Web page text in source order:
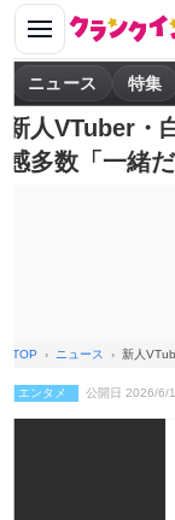
ニュース 特集
新人VTuber・
感多数「一緒
TOP ニュース 新人
エンタメ 公開日 2026/6/